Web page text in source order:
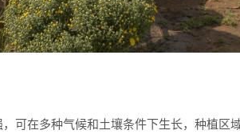
可在多种气候和土壤条件下生长，种植区